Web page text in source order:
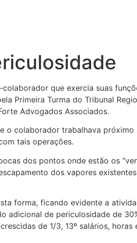
que exercia suas
Primeira Turma do Tribunal
Advogados Associados.
o colaborador trabalhava próximo
tais operações.
dos pontos onde estão os
dos vapores
forma, ficando evidente a
adicional de periculosidade de
de 1/3, 13º salários, horas